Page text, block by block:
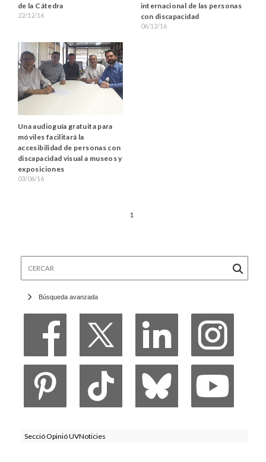
de la Cátedra
22/12/16
internacional de las personas
con discapacidad
06/12/16
Una audioguía gratuita para
móviles facilitará la
accesibilidad de personas con
discapacidad visual a museos y
exposiciones
03/06/16
1
Búsqueda avanzada
Secció Opinió UVNoticies